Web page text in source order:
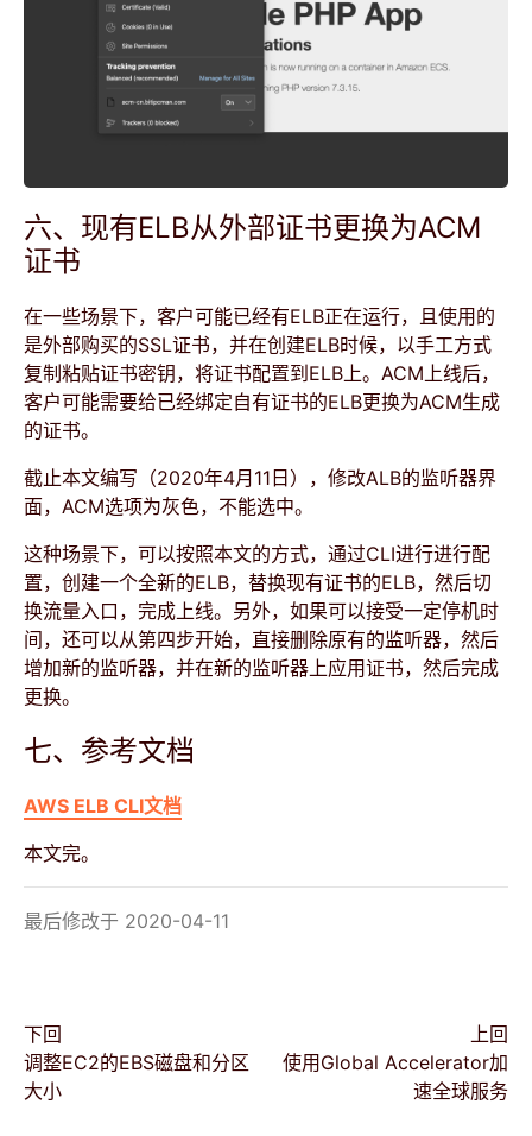
六、现有ELB从外部证书更换为ACM
证书
在一些场景下，客户可能已经有ELB正在运行，且使用的
是外部购买的SSL证书，并在创建ELB时候，以手工方式
复制粘贴证书密钥，将证书配置到ELB上。ACM上线后，
客户可能需要给已经绑定自有证书的ELB更换为ACM生成
的证书。
截止本文编写（2020年4月11日），修改ALB的监听器界
面，ACM选项为灰色，不能选中。
这种场景下，可以按照本文的方式，通过CLI进行进行配
置，创建一个全新的ELB，替换现有证书的ELB，然后切
换流量入口，完成上线。另外，如果可以接受一定停机时
间，还可以从第四步开始，直接删除原有的监听器，然后
增加新的监听器，并在新的监听器上应用证书，然后完成
更换。
七、参考文档
AWS ELB CLI文档
本文完。
最后修改于 2020-04-11
下回
调整EC2的EBS磁盘和分区
大小
上回
使用Global Accelerator加
速全球服务